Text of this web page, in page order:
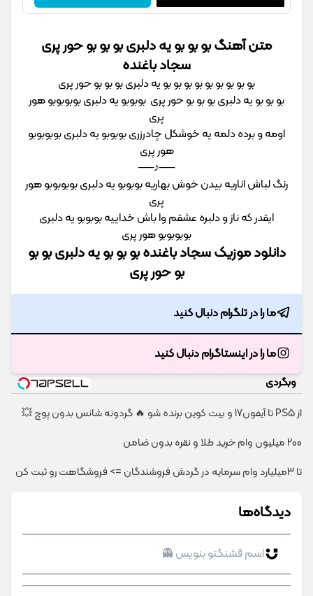
متن آهنگ بو بو بو یه دلبری بو بو بو حور پری
سجاد باغنده
بو بو بو بو بو بو بو بو بو یه دلبری بو بو بو حور پری
بو بو بو یه دلبری بو بو بو حور پری بوبوبو یه دلبری بوبوبوبو هور
پری
اومه و برده دلمه یه خوشکل چادرزری بوبوبو یه دلبری بوبوبوبو
هور پری
──♪──
رنگ لباش اناریه بیدن خوش بهاریه بوبوبو یه دلبری بوبوبوبو هور
پری
ایقدر که ناز و دلبره عشقم وا باش خداییه بوبوبو یه دلبری
بوبوبوبو هور پری
دانلود موزیک سجاد باغنده بو بو بو یه دلبری بو بو
بو حور پری
ما را در تلگرام دنبال کنید
ما را در اینستاگرام دنبال کنید
وبگردی
از PS5 تا آیفون17 و بیت کوین برنده شو 🔥 گردونه شانس بدون پوچ 💥
200 میلیون وام خرید طلا و نقره بدون ضامن
تا 3میلیارد وام سرمایه در گردش فروشندگان => فروشگاهت رو ثبت کن
دیدگاه‌ها